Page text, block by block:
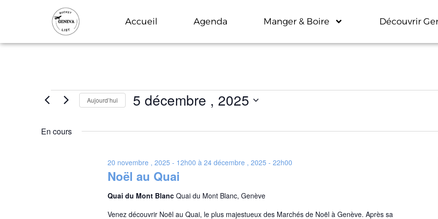
Accueil Agenda Manger & Boire Découvrir
Aujourd’hui 5 décembre , 2025
En cours
Noël au Quai
20 novembre , 2025 - 12h00 à 24 décembre , 2025 - 22h00
Quai du Mont Blanc Quai du Mont Blanc, Genève
Venez découvrir Noël au Quai, le plus majestueux des Marchés de Noël à Genève. Après sa